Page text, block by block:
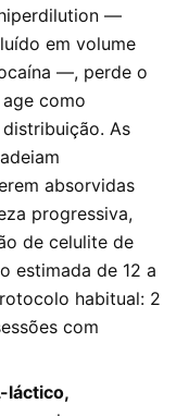
—
em volume
—, perde o
como
As
absorvidas
progressiva,
de celulite de
estimada de 12 a
habitual: 2
com
láctico,